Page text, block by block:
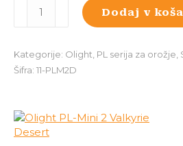
Valkyrie
Desert
Dodaj v
Kategorije: Olight PL serija za orožje
Šifra: 11-PLM2D